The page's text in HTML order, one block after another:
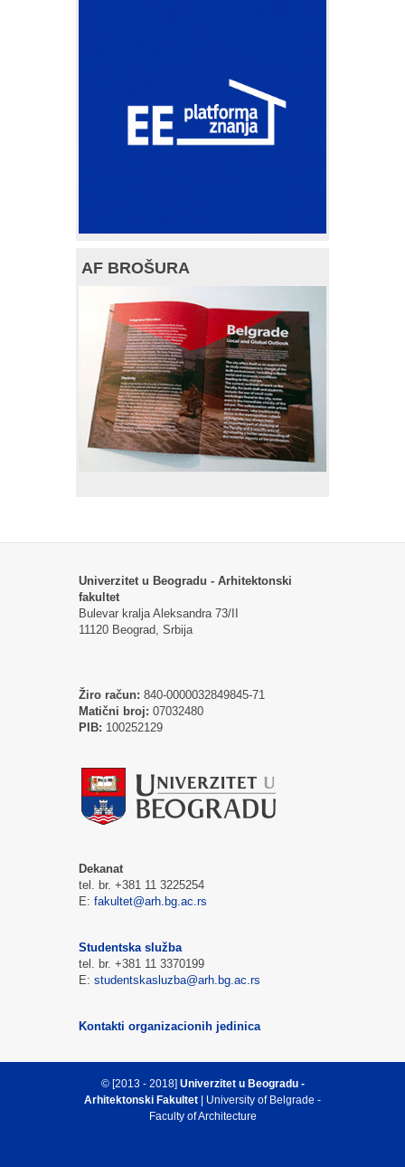
AF BROŠURA
Univerzitet u Beogradu - Arhitektonski
fakultet
Bulevar kralja Aleksandra 73/II
11120 Beograd, Srbija
Žiro račun: 840-0000032849845-71
Matični broj: 07032480
PIB: 100252129
Dekanat
tel. br. +381 11 3225254
E: fakultet@arh.bg.ac.rs
Studentska služba
tel. br. +381 11 3370199
E: studentskasluzba@arh.bg.ac.rs
Kontakti organizacionih jedinica
© [2013 - 2018] Univerzitet u Beogradu -
Arhitektonski Fakultet | University of Belgrade -
Faculty of Architecture